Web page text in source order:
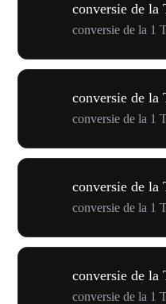
conversie de
conversie de la 1
conversie de
conversie de la 1
conversie de
conversie de la 1
conversie de
conversie de la 1